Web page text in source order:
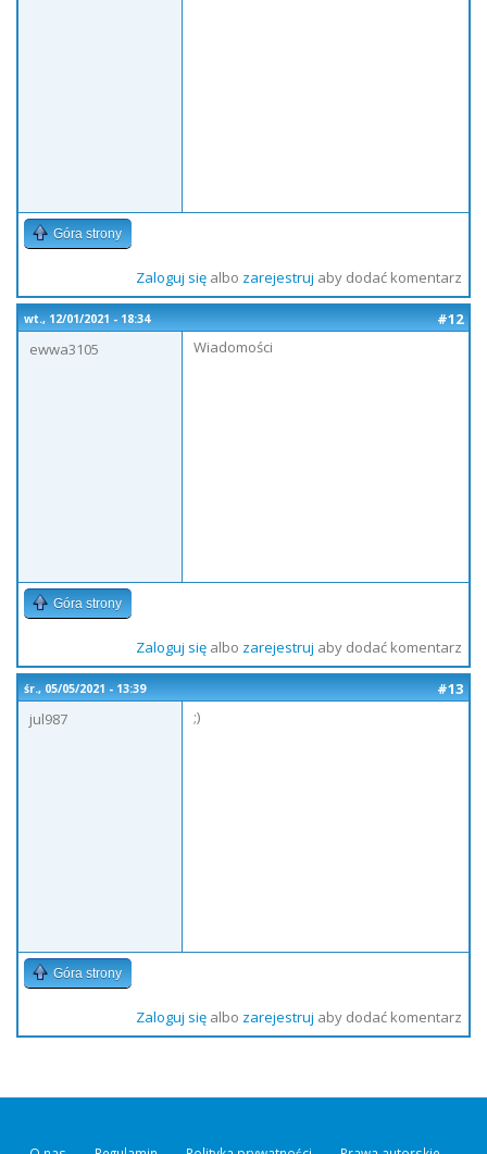
Góra strony
Zaloguj sięalbo zarejestruj aby dodać komentarz
wt., 12/01/2021 - 18:34
#12
ewwa3105
Wiadomości
Góra strony
Zaloguj sięalbo zarejestruj aby dodać komentarz
śr., 05/05/2021 - 13:39
#13
jul987
;)
Góra strony
Zaloguj sięalbo zarejestruj aby dodać komentarz